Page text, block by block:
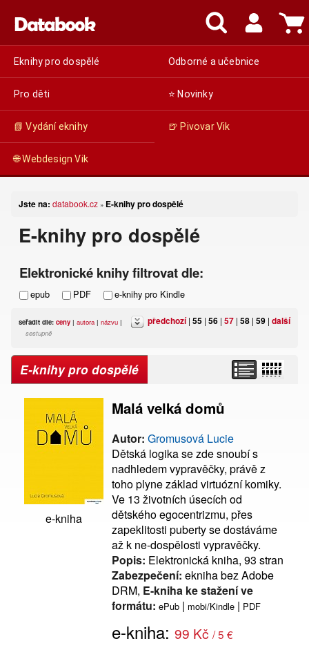
Eknihy pro dospělé Odborné a učebnice
Pro děti ⭐ Novinky
📗 Vydání eknihy 🍺 Pivovar Vik
🌐 Webdesign Vik
Jste na: databook.cz » E-knihy pro dospělé
E-knihy pro dospělé
Elektronické knihy filtrovat dle:
epub PDF e-knihy pro Kindle
předchozí| 55 | 56 | 57 | 58 | 59 | další
seřadit dle: ceny | autora | názvu |
sestupně
E-knihy pro dospělé
e-kniha
Malá velká domů
Autor: Gromusová Lucie
Dětská logika se zde snoubí s
nadhledem vypravěčky, právě z
toho plyne základ virtuózní komiky.
Ve 13 životních úsecích od
dětského egocentrizmu, přes
zapeklitosti puberty se dostáváme
až k ne-dospělosti vypravěčky.
Popis: Elektronická kniha, 93 stran
Zabezpečení: ekniha bez Adobe
DRM, E-kniha ke stažení ve
formátu: ePub | mobi/Kindle | PDF
e-kniha: 99 Kč / 5 €